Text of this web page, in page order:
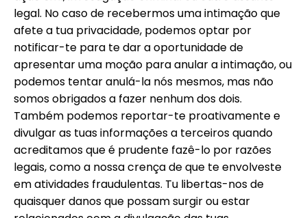
legal. No caso de recebermos uma intimação que
afete a tua privacidade, podemos optar por
notificar-te para te dar a oportunidade de
apresentar uma moção para anular a intimação, ou
podemos tentar anulá-la nós mesmos, mas não
somos obrigados a fazer nenhum dos dois.
Também podemos reportar-te proativamente e
divulgar as tuas informações a terceiros quando
acreditamos que é prudente fazê-lo por razões
legais, como a nossa crença de que te envolveste
em atividades fraudulentas. Tu libertas-nos de
quaisquer danos que possam surgir ou estar